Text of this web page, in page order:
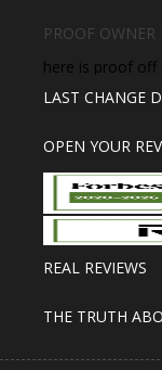
PROOF
here is proof off
LAST CHANGE
OPEN YOUR
REAL REVIEWS
THE TRUTH